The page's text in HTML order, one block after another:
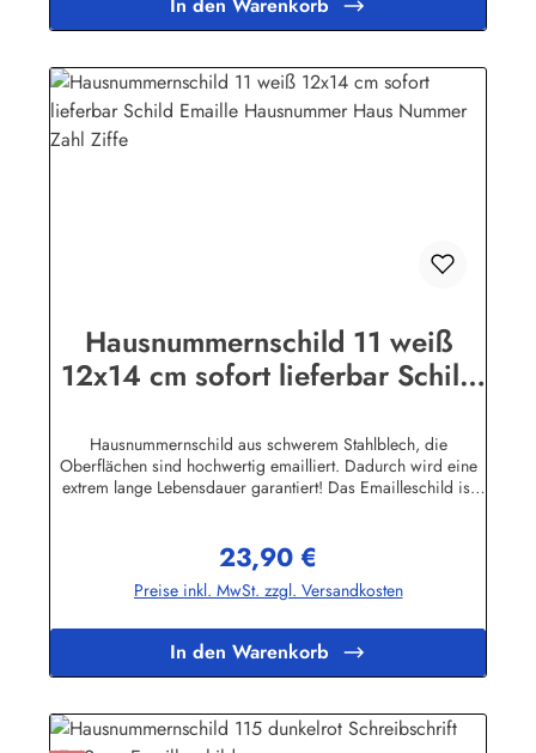
In den Warenkorb
Hausnummernschild 11 weiß
12x14 cm sofort lieferbar Schild
Nummer Zahl Ziffe
Hausnummernschild aus schwerem Stahlblech, die
Oberflächen sind hochwertig emailliert. Dadurch wird eine
extrem lange Lebensdauer garantiert! Das Emailleschild ist
stand! Wetterfest und UV-beständigNicht das Passende
gefunden? Hier geht's zu den Hausnummern nach Wunsch
Herstellerinformationen:Buddel-Bini Inh. Eda Binikowski
Regulärer Preis:
23,90 €
Preise inkl. MwSt. zzgl. Versandkosten
In den Warenkorb